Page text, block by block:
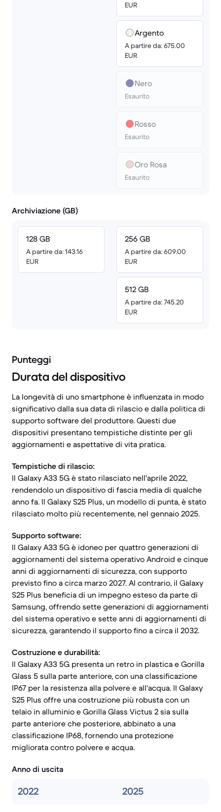
EUR
Argento
A partire da: 675.00
EUR
Nero
Esaurito
Rosso
Esaurito
Oro Rosa
Esaurito
Archiviazione (GB)
128 GB
A partire da: 143.16
EUR
256 GB
A partire da: 609.00
EUR
512 GB
A partire da: 745.20
EUR
Punteggi
Durata del dispositivo
La longevità di uno smartphone è influenzata in modo
significativo dalla sua data di rilascio e dalla politica di
supporto software del produttore. Questi due
dispositivi presentano tempistiche distinte per gli
aggiornamenti e aspettative di vita pratica.
Tempistiche di rilascio:
Il Galaxy A33 5G è stato rilasciato nell'aprile 2022,
rendendolo un dispositivo di fascia media di qualche
anno fa. Il Galaxy S25 Plus, un modello di punta, è stato
rilasciato molto più recentemente, nel gennaio 2025.
Supporto software:
Il Galaxy A33 5G è idoneo per quattro generazioni di
aggiornamenti del sistema operativo Android e cinque
anni di aggiornamenti di sicurezza, con supporto
previsto fino a circa marzo 2027. Al contrario, il Galaxy
S25 Plus beneficia di un impegno esteso da parte di
Samsung, offrendo sette generazioni di aggiornamenti
del sistema operativo e sette anni di aggiornamenti di
sicurezza, garantendo il supporto fino a circa il 2032.
Costruzione e durabilità:
Il Galaxy A33 5G presenta un retro in plastica e Gorilla
Glass 5 sulla parte anteriore, con una classificazione
IP67 per la resistenza alla polvere e all'acqua. Il Galaxy
S25 Plus offre una costruzione più robusta con un
telaio in alluminio e Gorilla Glass Victus 2 sia sulla
parte anteriore che posteriore, abbinato a una
classificazione IP68, fornendo una protezione
migliorata contro polvere e acqua.
Anno di uscita
2022 2025